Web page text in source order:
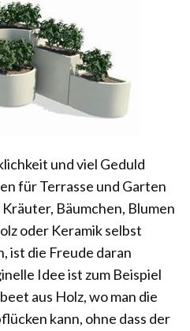
und viel Geduld
für Terrasse und Garten
Bäumchen, Blumen
oder Keramik selbst
ist die Freude daran
Idee ist zum Beispiel
aus Holz, wo man die
kann, ohne dass der